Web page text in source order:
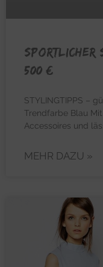
Sportlicher
500 €
STYLINGTIPPS –
Trendfarbe Blau
Accessoires und
MEHR DAZU »